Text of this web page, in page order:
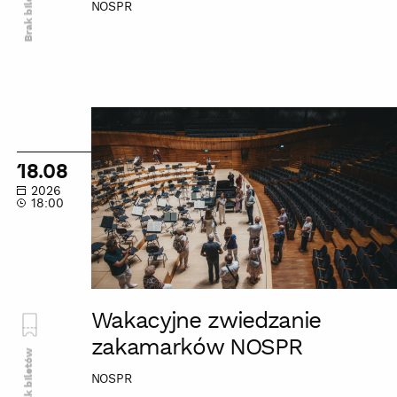
NOSPR
zwiedzanie
zakamarków
NOSPR
18.08
2026
18:00
Wakacyjne zwiedzanie
zakamarków NOSPR
NOSPR
Brak biletów